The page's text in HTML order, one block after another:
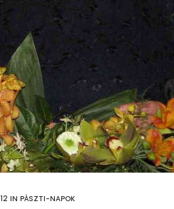
IN PÁSZTI-NAPOK